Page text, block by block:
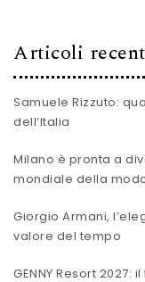
Articoli
Samuele Rizzuto:
dell’Italia
Milano è pronta a
mondiale della
Giorgio Armani,
valore del tempo
GENNY Resort